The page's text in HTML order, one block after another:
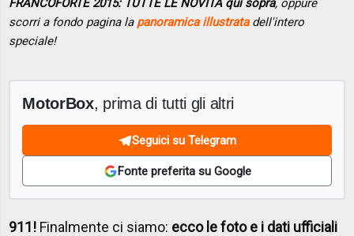
scorri a fondo pagina la panoramica illustratadell'intero
speciale!
MotorBox, prima di tutti gli altri
Seguici su Telegram
Fonte preferita su Google
911! Finalmente ci siamo: ecco le foto e i dati ufficiali